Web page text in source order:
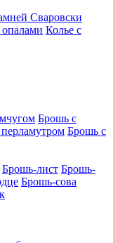
Сваровски
опалами Колье с
Брошь с
Брошь с
Брошь-лист Брошь-
Брошь-сова